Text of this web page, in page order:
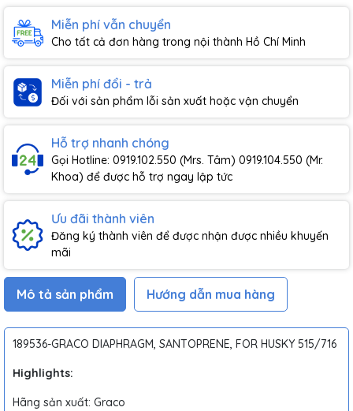
Miễn phí vẫn chuyển
Cho tất cả đơn hàng trong nội thành Hồ Chí Minh
Miễn phí đổi - trả
Đối với sản phẩm lỗi sản xuất hoặc vận chuyển
Hỗ trợ nhanh chóng
Gọi Hotline: 0919.102.550 (Mrs. Tâm) 0919.104.550 (Mr.
Khoa) để được hỗ trợ ngay lập tức
Ưu đãi thành viên
Đăng ký thành viên để được nhận được nhiều khuyến
mãi
Mô tả sản phẩm Hướng dẫn mua hàng
189536-GRACO DIAPHRAGM, SANTOPRENE, FOR HUSKY 515/716
Highlights:
Hãng sản xuất: Graco